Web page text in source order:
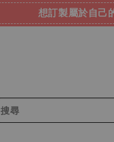
想訂製屬於自己
搜尋